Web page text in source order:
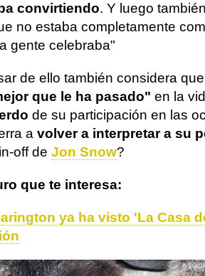
convirtiendo. Y luego
no estaba completamente
gente celebraba"
de ello también considera
que le ha pasado" en la
de su participación en las
a volver a interpretar a su
off de Jon Snow?
que te interesa:
ya ha visto 'La Casa